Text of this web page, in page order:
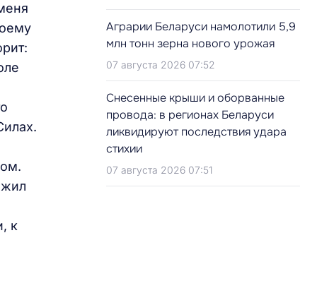
к
Аграрии Беларуси намолотили 5,9
млн тонн зерна нового урожая
07 августа 2026 07:52
Снесенные крыши и оборванные
провода: в регионах Беларуси
ликвидируют последствия удара
стихии
07 августа 2026 07:51